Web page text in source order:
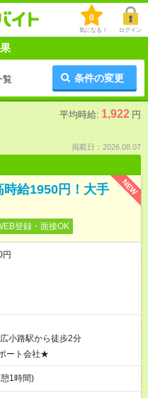
0
気になる！ ログイン
覧 条件の変更
平均時給: 1,922 円
掲載日：2026.08.07
NEW
給1950円！大手
登録・面接OK
小路駅から徒歩2分
ート会社★
1時間)